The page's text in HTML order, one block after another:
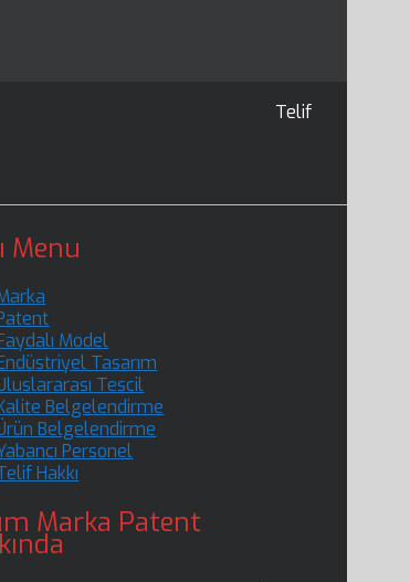
Menu
Model
Tasarım
Tescil
Belgelendirme
Belgelendirme
Personel
Hakkı
Marka Patent
Telif